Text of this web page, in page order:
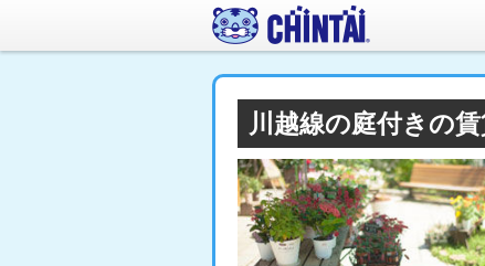
川越線の庭付きの